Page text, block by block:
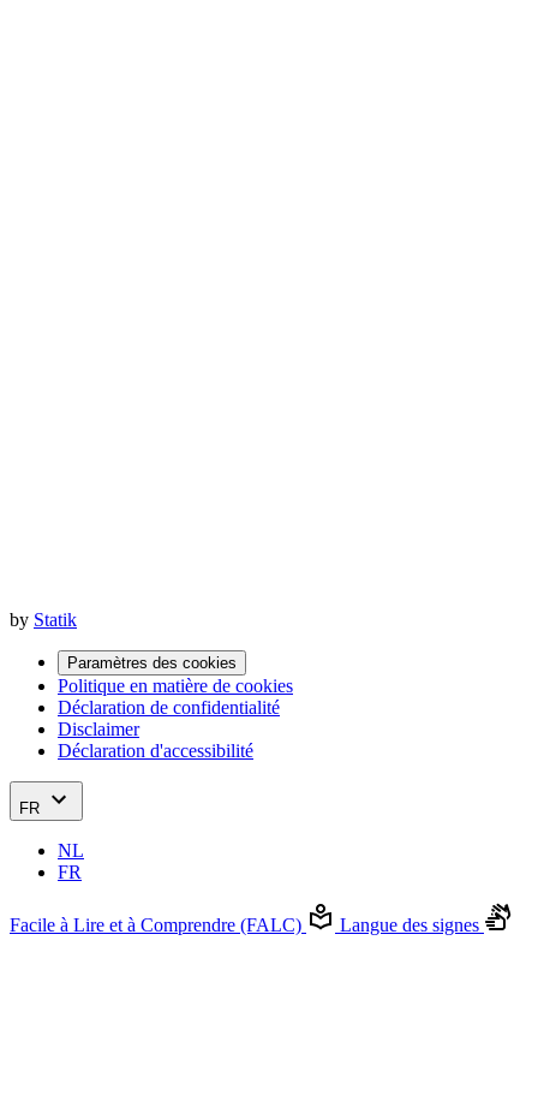
by Statik
Paramètres des cookies
Politique en matière de cookies
Déclaration de confidentialité
Disclaimer
Déclaration d'accessibilité
FR
NL
FR
Facile à Lire et à Comprendre (FALC) Langue des signes